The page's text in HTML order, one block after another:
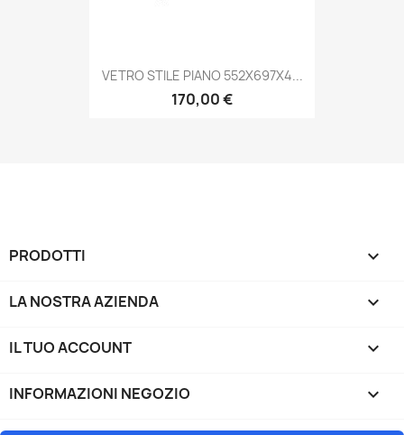
VETRO STILE PIANO 552X697X4...
170,00 €
PRODOTTI 
LA NOSTRA AZIENDA 
IL TUO ACCOUNT 
INFORMAZIONI NEGOZIO keyboard_arrow_down